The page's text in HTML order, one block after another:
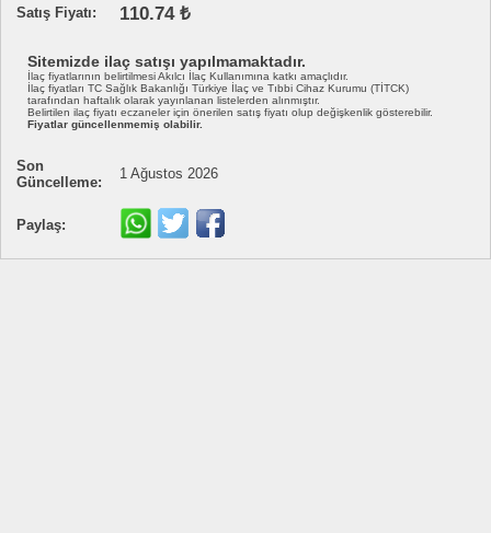
Satış Fiyatı: 110.74 ₺
Sitemizde ilaç satışı yapılmamaktadır.
İlaç fiyatlarının belirtilmesi Akılcı İlaç Kullanımına katkı amaçlıdır.
İlaç fiyatları TC Sağlık Bakanlığı Türkiye İlaç ve Tıbbi Cihaz Kurumu (TİTCK)
tarafından haftalık olarak yayınlanan listelerden alınmıştır.
Belirtilen ilaç fiyatı eczaneler için önerilen satış fiyatı olup değişkenlik gösterebilir.
Fiyatlar güncellenmemiş olabilir.
Son
Güncelleme:
1 Ağustos 2026
Paylaş: